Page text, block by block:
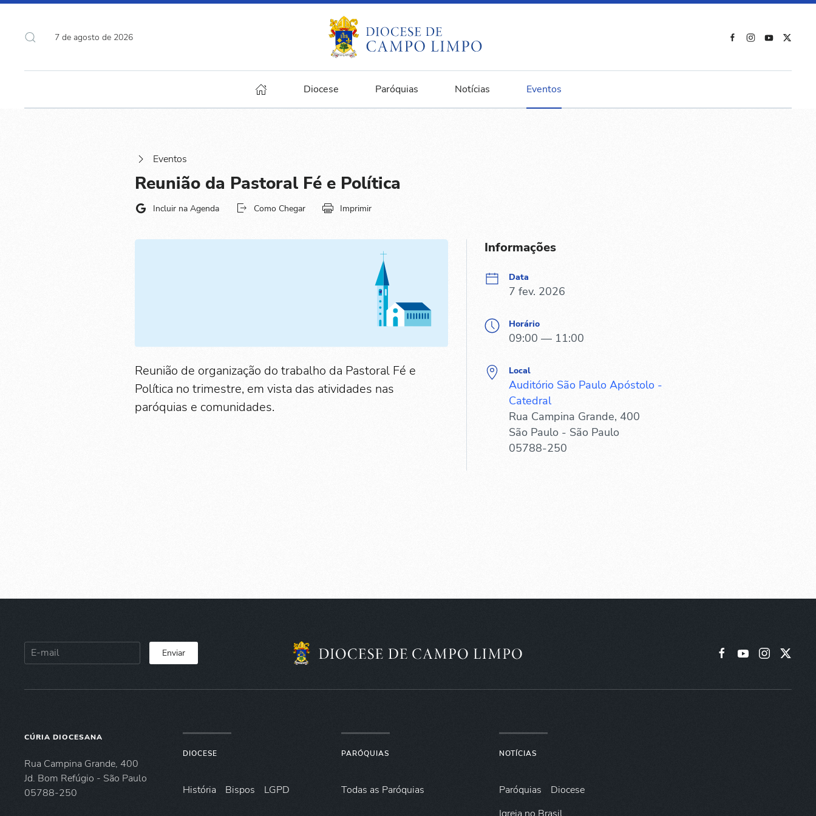
7 de agosto de 2026
Diocese Paróquias Notícias Eventos
Eventos
Reunião da Pastoral Fé e Política
Incluir na Agenda Como Chegar Imprimir
Reunião de organização do trabalho da Pastoral Fé e
Política no trimestre, em vista das atividades nas
paróquias e comunidades.
Informações
Data
7 fev. 2026
Horário
09:00 — 11:00
Local
Auditório São Paulo Apóstolo -
Catedral
Rua Campina Grande, 400
São Paulo - São Paulo
05788-250
Enviar
CÚRIA DIOCESANA
Rua Campina Grande, 400
Jd. Bom Refúgio - São Paulo
05788-250
DIOCESE
História Bispos LGPD
PARÓQUIAS
Todas as Paróquias
NOTÍCIAS
Paróquias
Diocese